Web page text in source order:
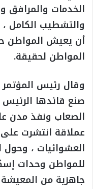
الخدمات والمرافق
والتشطيب الكامل
أن يعيش المواطن
المواطن لحقيقة.
وقال رئيس المؤتمر
صنع قائدها
الصعاب ونفذ مدن
عملاقة انتشرت
العشوائيات ، وحول
للمواطن وحدات
جاهزية من